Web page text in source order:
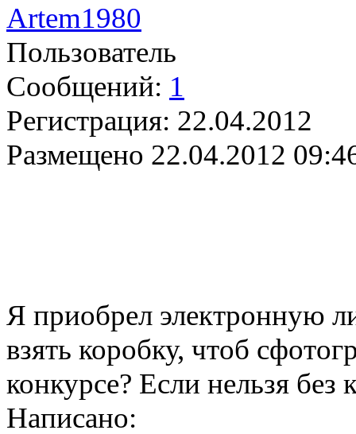
Artem1980
Пользователь
Сообщений: 1
Регистрация: 22.04.2012
Размещено 22.04.2012
Я приобрел электронную
взять коробку, чтоб
конкурсе? Если нельзя без
Написано: